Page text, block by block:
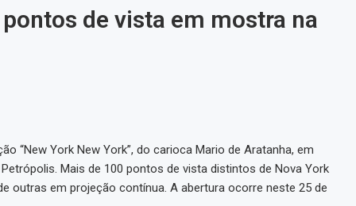
de vista em mostra na
“New York New York”, do carioca Mario de Aratanha, em
Mais de 100 pontos de vista distintos de Nova York
outras em projeção contínua. A abertura ocorre neste 25 de